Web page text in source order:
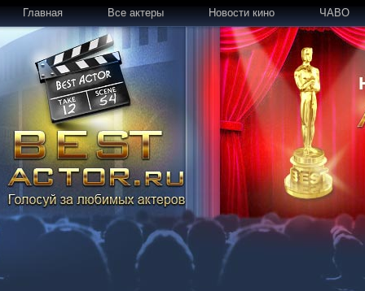
Главная Все актеры Новости кино ЧАВО